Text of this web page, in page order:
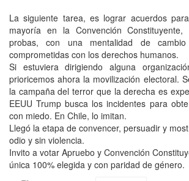
La siguiente tarea, es lograr acuerdos
mayoría en la Convención
probas, con una mentalidad de
comprometidas con los derechos humanos.
Si estuviera dirigiendo alguna
prioricemos ahora la movilización electoral.
la campaña del terror que la derecha es
EEUU Trump busca los incidentes para
con miedo. En Chile, lo imitan.
Llegó la etapa de convencer, persuadir y
odio y sin violencia.
Invito a votar Apruebo y Convención
única 100% elegida y con paridad de género.